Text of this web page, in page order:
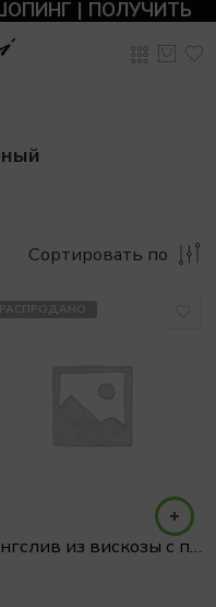
| ПОЛУЧИТЬ
Сортировать по
РАСПРОДАНО
Лонгслив из вискозы с пуговками на рукавах лайм